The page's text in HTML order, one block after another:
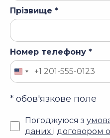
Прізвище *
Номер телефону *
* обов'язкове поле
Погоджуюся з
даних і договором